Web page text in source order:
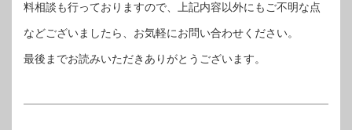
料相談も行っておりますので、上記内容以外にもご不明な点
などございましたら、お気軽にお問い合わせください。
最後までお読みいただきありがとうございます。